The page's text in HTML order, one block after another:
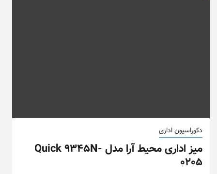
دکوراسیون اداری
میز اداری محیط آرا مدل Quick 9345N-
0205